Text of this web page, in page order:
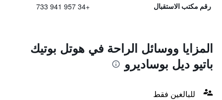
رقم مكتب الاستقبال +34 957 941 733
المزايا ووسائل الراحة في هوتل بوتيك
باتيو ديل بوساديرو
للبالغين فقط